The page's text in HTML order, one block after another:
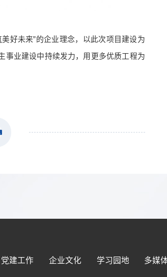
好未来”的企业理念，以此次项目建设为
事业建设中持续发力，用更多优质工程为
党建工作 企业文化 学习园地 多媒